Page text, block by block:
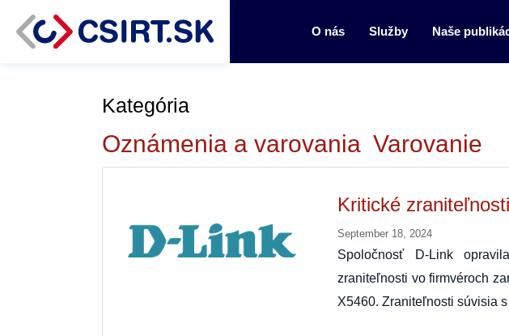
O nás Služby Naše
Kategória
Oznámenia a varovania Varovanie
Kritické
September 18, 2024
Spoločnosť D-Link
zraniteľnosti vo firmvéroch
X5460. Zraniteľnosti súvisia